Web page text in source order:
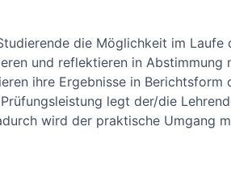
die Möglichkeit im Laufe
und reflektieren in Abstimmung
ihre Ergebnisse in Berichtsform
legt der/die
wird der praktische Umgang